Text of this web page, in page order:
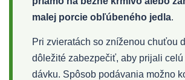
malej porcie obľúbeného jedla.
Pri zvieratách so zníženou chuťou
dôležité zabezpečiť, aby prijali celú
dávku. Spôsob podávania možno